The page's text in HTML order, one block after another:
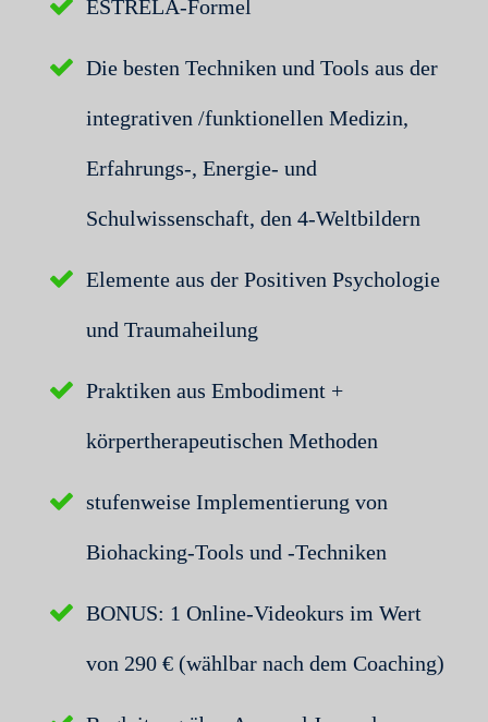
ESTRELA-Formel
Die besten Techniken und Tools aus der
integrativen /funktionellen Medizin,
Erfahrungs-, Energie- und
Schulwissenschaft, den 4-Weltbildern
Elemente aus der Positiven Psychologie
und Traumaheilung
Praktiken aus Embodiment +
körpertherapeutischen Methoden
stufenweise Implementierung von
Biohacking-Tools und -Techniken
BONUS: 1 Online-Videokurs im Wert
von 290 € (wählbar nach dem Coaching)